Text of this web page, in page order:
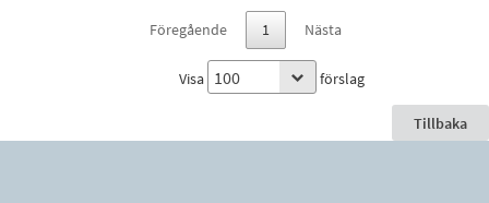
Föregående 1 Nästa
Visa förslag
Tillbaka